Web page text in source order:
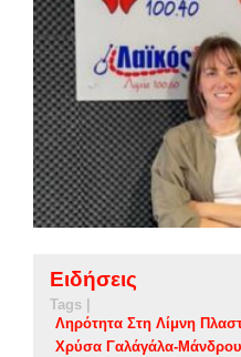
Ειδήσεις
Tags |
Ληρότητα Στη Λίμνη
Χρύσα Γαλάγάλα-Μάνδρου